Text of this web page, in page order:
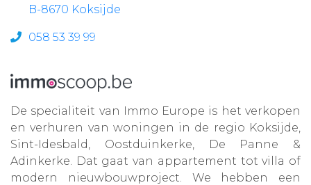
B-8670 Koksijde
058 53 39 99
De specialiteit van Immo Europe is het verkopen
en verhuren van woningen in de regio Koksijde,
Sint-Idesbald, Oostduinkerke, De Panne &
Adinkerke. Dat gaat van appartement tot villa of
modern nieuwbouwproject. We hebben een